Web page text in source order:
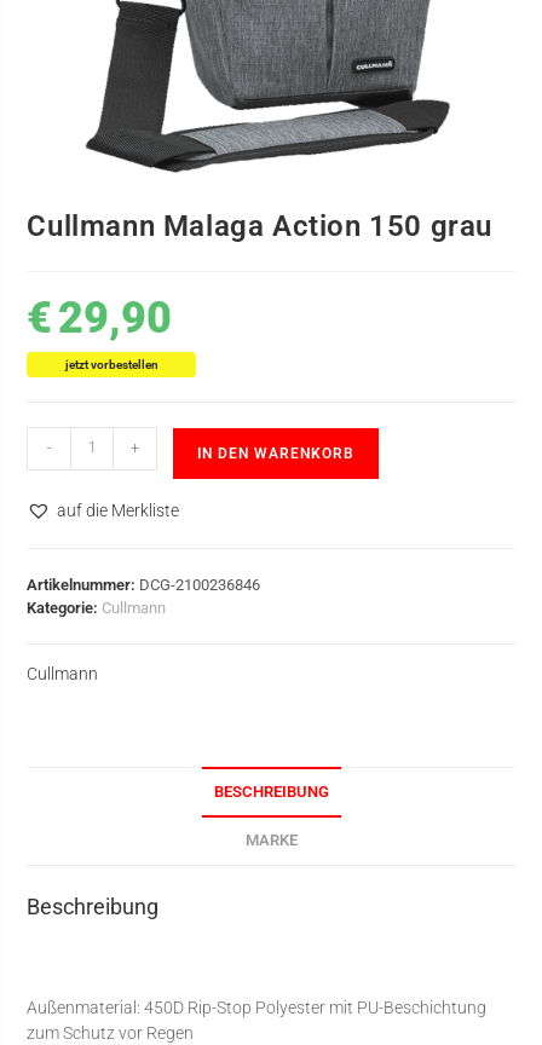
Cullmann Malaga Action 150 grau
€29,90
jetzt vorbestellen
- + IN DEN WARENKORB
auf die Merkliste
Artikelnummer: DCG-2100236846
Kategorie: Cullmann
Cullmann
BESCHREIBUNG
MARKE
Beschreibung
Außenmaterial: 450D Rip-Stop Polyester mit PU-Beschichtung
zum Schutz vor Regen